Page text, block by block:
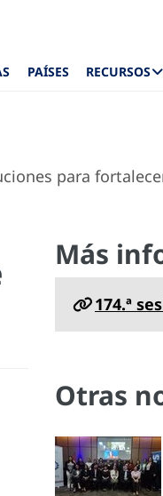
PAÍSES RECURSOS
para
Más
174.ª
Otras